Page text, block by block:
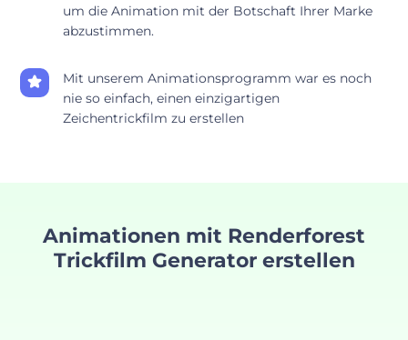
um die Animation mit der Botschaft Ihrer Marke
abzustimmen.
Mit unserem Animationsprogramm war es noch
nie so einfach, einen einzigartigen
Zeichentrickfilm zu erstellen
Animationen mit Renderforest
Trickfilm Generator erstellen